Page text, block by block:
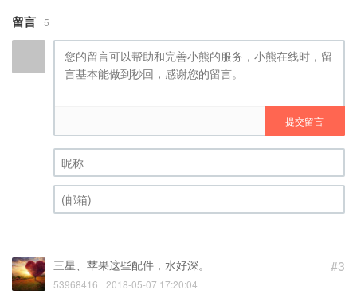
留言 5
提交留言
昵称 (必填)
#3
三星、苹果这些配件，水好深。
53968416 2018-05-07 17:20:04